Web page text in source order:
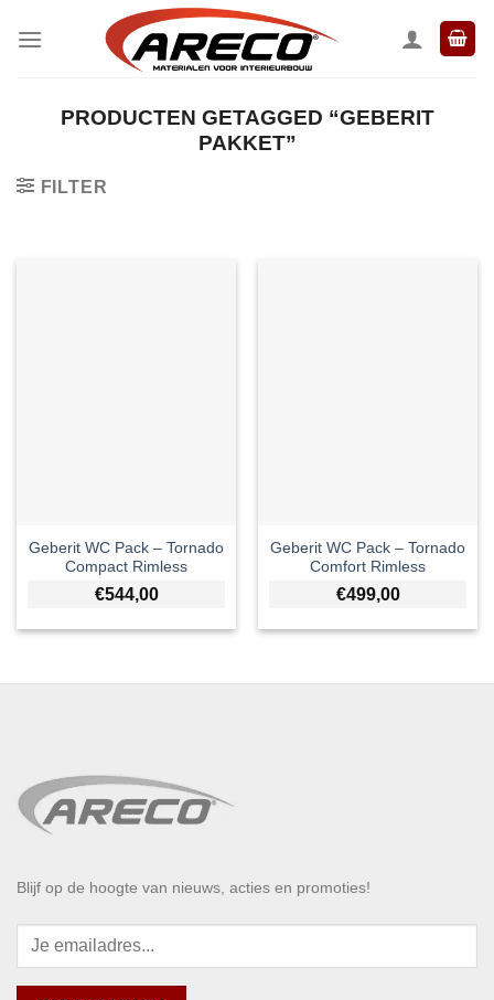
naar
PRODUCTEN GETAGGED “GEBERIT
PAKKET”
FILTER
Geberit WC Pack – Tornado
Compact Rimless
€544,00
Geberit WC Pack – Tornado
Comfort Rimless
€499,00
Blijf op de hoogte van nieuws, acties en promoties!